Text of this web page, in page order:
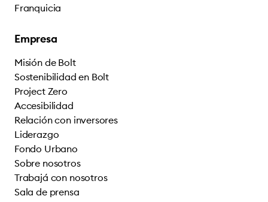
Franquicia
Empresa
Misión de Bolt
Sostenibilidad en Bolt
Project Zero
Accesibilidad
Relación con inversores
Liderazgo
Fondo Urbano
Sobre nosotros
Trabajá con nosotros
Sala de prensa